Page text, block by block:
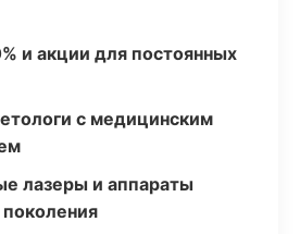
и акции для постоянных
с медицинским
лазеры и аппараты